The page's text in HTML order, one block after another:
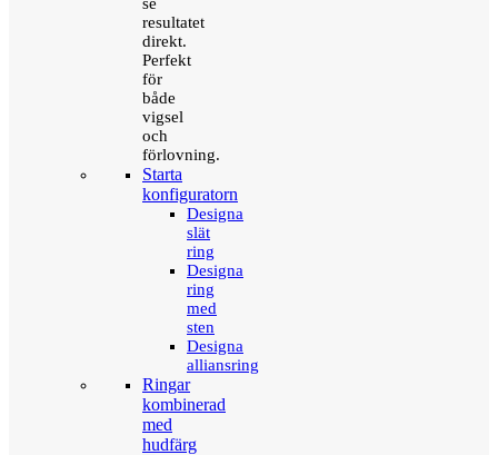
resultatet
direkt.
Perfekt
för
både
vigsel
och
förlovning.
Starta
konfiguratorn
Designa
slät
ring
Designa
ring
med
sten
Designa
alliansring
Ringar
kombinerad
med
hudfärg